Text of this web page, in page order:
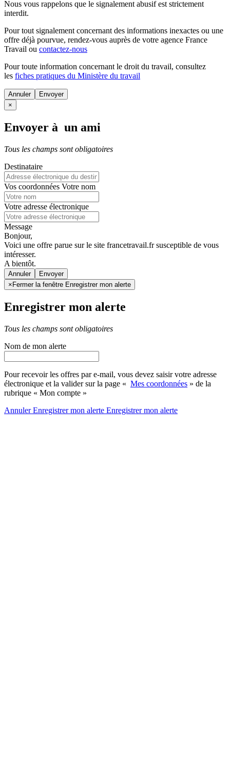
Nous vous rappelons que le signalement abusif est strictement
interdit.
Pour tout signalement concernant des informations inexactes ou une
offre déjà pourvue, rendez-vous auprès de votre agence France
Travail ou contactez-nous
Pour toute information concernant le droit du travail, consultez
les fiches pratiques du Ministère du travail
Annuler
×
Envoyer à un ami
Tous les champs sont obligatoires
Destinataire
Vos coordonnées Votre nom
Votre adresse électronique
Message
Bonjour,
Voici une offre parue sur le site francetravail.fr susceptible de vous
intéresser.
A bientôt.
Annuler
× Fermer la fenêtre Enregistrer mon alerte
Enregistrer mon alerte
Tous les champs sont obligatoires
Nom de mon alerte
Pour recevoir les offres par e-mail, vous devez saisir votre adresse
électronique et la valider sur la page « Mes coordonnées » de la
rubrique « Mon compte »
AnnulerEnregistrer mon alerte Enregistrermon alerte